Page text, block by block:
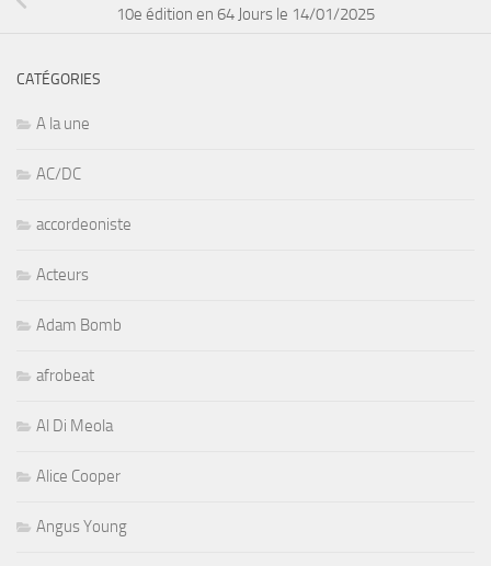
10e édition en 64 Jours le 14/01/2025
CATÉGORIES
A la une
AC/DC
accordeoniste
Acteurs
Adam Bomb
afrobeat
Al Di Meola
Alice Cooper
Angus Young